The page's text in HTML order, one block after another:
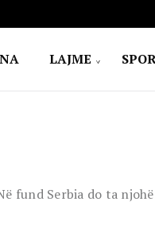
LAJME
fund Serbia do ta